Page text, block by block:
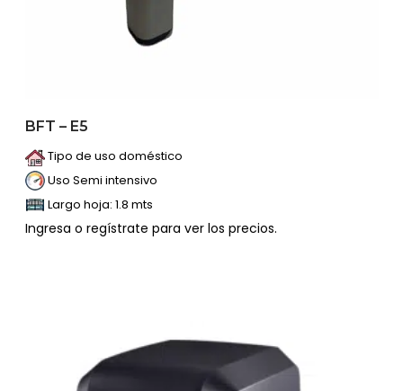
BFT – E5
Tipo de uso doméstico
Uso Semi intensivo
Largo hoja: 1.8 mts
Ingresa o regístrate para ver los precios.